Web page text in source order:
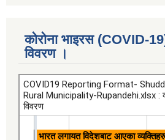
कोरोना भाइरस (COVID-
विवरण ।